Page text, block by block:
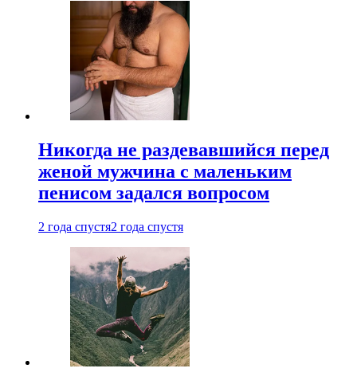
Никогда не раздевавшийся перед
женой мужчина с маленьким
пенисом задался вопросом
2 года спустя2 года спустя